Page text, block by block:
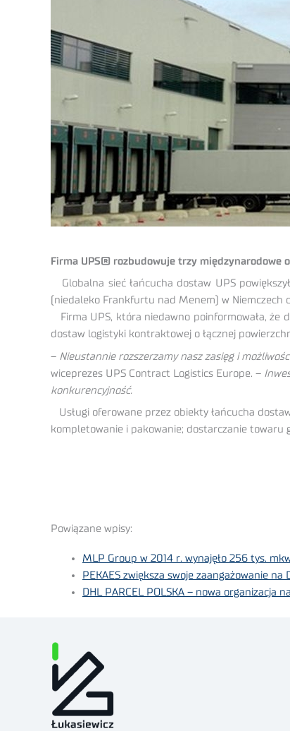
Firma UPS® rozbudowuje trzy międzynarodowe
Globalna sieć łańcucha dostaw UPS
(niedaleko Frankfurtu nad Menem) w Niemczech
Firma UPS, która niedawno poinformowała, że
dostaw logistyki kontraktowej o łącznej
– Nieustannie rozszerzamy nasz zasięg i
wiceprezes UPS Contract Logistics Europe. –
konkurencyjność.
Usługi oferowane przez obiekty łańcucha
kompletowanie i pakowanie; dostarczanie towaru
Powiązane wpisy:
MLP Group w 2014 r. wynajęło 256 tys.
PEKAES zwiększa swoje zaangażowanie na
DHL PARCEL POLSKA – nowa organizacja